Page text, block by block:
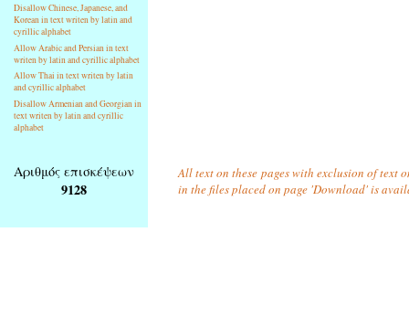
Disallow Chinese, Japanese, and
Korean in text writen by latin and
cyrillic alphabet
Allow Arabic and Persian in text
writen by latin and cyrillic alphabet
Allow Thai in text writen by latin
and cyrillic alphabet
Disallow Armenian and Georgian in
text writen by latin and cyrillic
alphabet
Αριθμός επισκέψεων
9128
All text on these pages with exclusion of text
in the files placed on page 'Download' is